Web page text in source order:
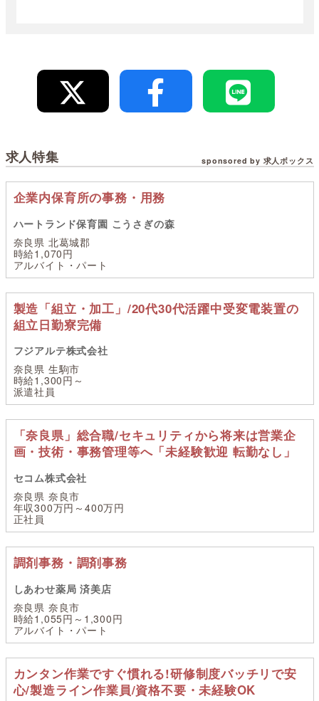
求人特集 sponsored by 求人ボックス
企業内保育所の事務・用務
ハートランド保育園 こうさぎの森
奈良県 北葛城郡
時給1,070円
アルバイト・パート
製造「組立・加工」/20代30代活躍中受変電装置の
組立日勤寮完備
フジアルテ株式会社
奈良県 生駒市
時給1,300円～
派遣社員
「奈良県」総合職/セキュリティから将来は営業企
画・技術・事務管理等へ「未経験歓迎 転勤なし」
セコム株式会社
奈良県 奈良市
年収300万円～400万円
正社員
調剤事務・調剤事務
しあわせ薬局 済美店
奈良県 奈良市
時給1,055円～1,300円
アルバイト・パート
カンタン作業ですぐ慣れる!研修制度バッチリで安
心/製造ライン作業員/資格不要・未経験OK